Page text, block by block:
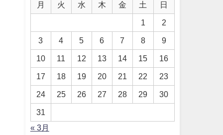
月 火 水 木 金 土 日
1 2
3 4 5 6 7 8 9
10 11 12 13 14 15 16
17 18 19 20 21 22 23
24 25 26 27 28 29 30
31
« 3月